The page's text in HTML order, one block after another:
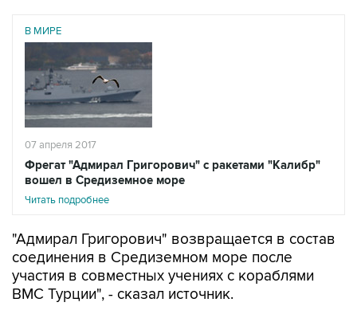
В МИРЕ
07 апреля 2017
Фрегат "Адмирал Григорович" с ракетами "Калибр"
вошел в Средиземное море
Читать подробнее
"Адмирал Григорович" возвращается в состав
соединения в Средиземном море после
участия в совместных учениях с кораблями
ВМС Турции", - сказал источник.